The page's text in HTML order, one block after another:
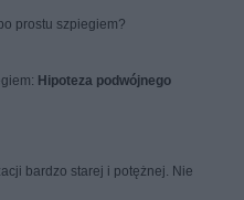
prostu szpiegiem?
Hipoteza podwójnego
bardzo starej i potężnej. Nie